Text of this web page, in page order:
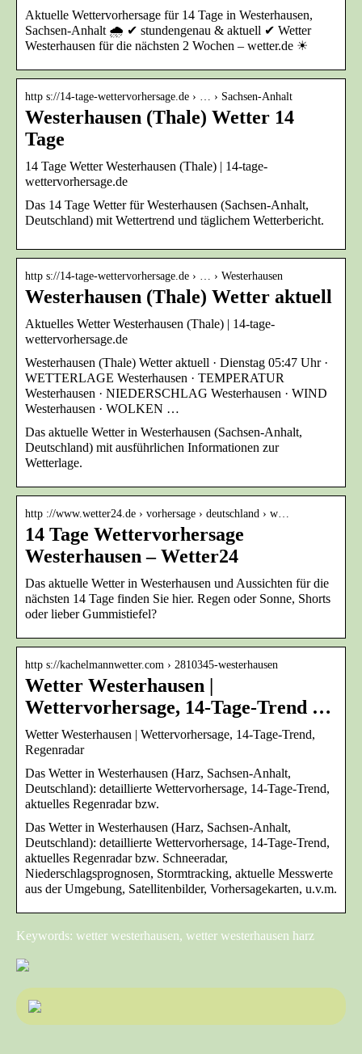
Aktuelle Wettervorhersage für 14 Tage in Westerhausen,
Sachsen-Anhalt 🌧️ ✔ stundengenau & aktuell ✔ Wetter
Westerhausen für die nächsten 2 Wochen – wetter.de ☀
http s://14-tage-wettervorhersage.de › … › Sachsen-Anhalt
Westerhausen (Thale) Wetter 14
Tage
14 Tage Wetter Westerhausen (Thale) | 14-tage-
wettervorhersage.de
Das 14 Tage Wetter für Westerhausen (Sachsen-Anhalt,
Deutschland) mit Wettertrend und täglichem Wetterbericht.
http s://14-tage-wettervorhersage.de › … › Westerhausen
Westerhausen (Thale) Wetter aktuell
Aktuelles Wetter Westerhausen (Thale) | 14-tage-
wettervorhersage.de
Westerhausen (Thale) Wetter aktuell · Dienstag 05:47 Uhr ·
WETTERLAGE Westerhausen · TEMPERATUR
Westerhausen · NIEDERSCHLAG Westerhausen · WIND
Westerhausen · WOLKEN …
Das aktuelle Wetter in Westerhausen (Sachsen-Anhalt,
Deutschland) mit ausführlichen Informationen zur
Wetterlage.
http ://www.wetter24.de › vorhersage › deutschland › w…
14 Tage Wettervorhersage
Westerhausen – Wetter24
Das aktuelle Wetter in Westerhausen und Aussichten für die
nächsten 14 Tage finden Sie hier. Regen oder Sonne, Shorts
oder lieber Gummistiefel?
http s://kachelmannwetter.com › 2810345-westerhausen
Wetter Westerhausen |
Wettervorhersage, 14-Tage-Trend …
Wetter Westerhausen | Wettervorhersage, 14-Tage-Trend,
Regenradar
Das Wetter in Westerhausen (Harz, Sachsen-Anhalt,
Deutschland): detaillierte Wettervorhersage, 14-Tage-Trend,
aktuelles Regenradar bzw.
Das Wetter in Westerhausen (Harz, Sachsen-Anhalt,
Deutschland): detaillierte Wettervorhersage, 14-Tage-Trend,
aktuelles Regenradar bzw. Schneeradar,
Niederschlagsprognosen, Stormtracking, aktuelle Messwerte
aus der Umgebung, Satellitenbilder, Vorhersagekarten, u.v.m.
Keywords: wetter westerhausen, wetter westerhausen harz